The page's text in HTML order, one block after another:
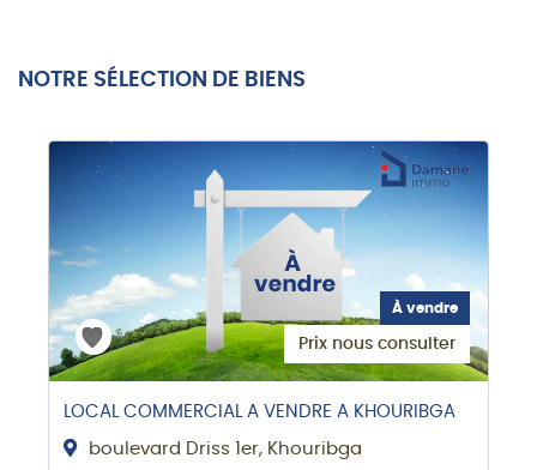
NOTRE SÉLECTION DE BIENS
À vendre
Prix nous consulter
LOCAL COMMERCIAL A VENDRE A KHOURIBGA
boulevard Driss 1er, Khouribga